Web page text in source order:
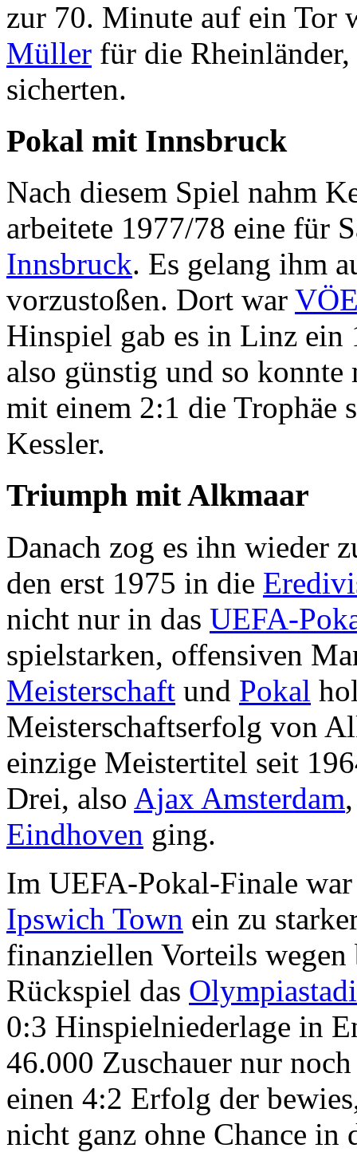
zur 70. Minute auf ein Tor
Müller für die
sicherten.
Pokal mit Innsbruck
Nach diesem Spiel nahm
arbeitete 1977/78 eine für
Innsbruck. Es gelang ihm
vorzustoßen. Dort war
Hinspiel gab es in Linz ein
also günstig und so
mit einem 2:1 die Trophäe
Kessler.
Triumph mit Alkmaar
Danach zog es ihn wieder
den erst 1975 in die
nicht nur in das UEFA-
spielstarken, offensiven
Meisterschaft und Pokal
Meisterschaftserfolg von
einzige Meistertitel seit
Drei, also Ajax Amsterdam
Eindhoven ging.
Im UEFA-Pokal-Finale
Ipswich Town ein zu
finanziellen Vorteils
Rückspiel das
0:3 Hinspielniederlage in
46.000 Zuschauer nur
einen 4:2 Erfolg der
nicht ganz ohne Chance in